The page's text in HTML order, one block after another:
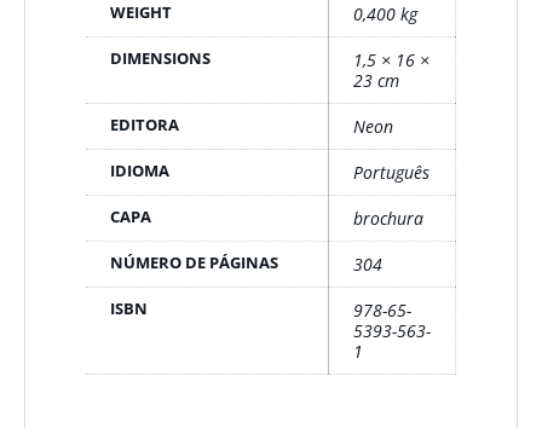
WEIGHT 0,400 kg
DIMENSIONS
1,5 × 16 ×
23 cm
EDITORA Neon
IDIOMA Português
CAPA brochura
NÚMERO DE PÁGINAS 304
ISBN
978-65-
5393-563-
1